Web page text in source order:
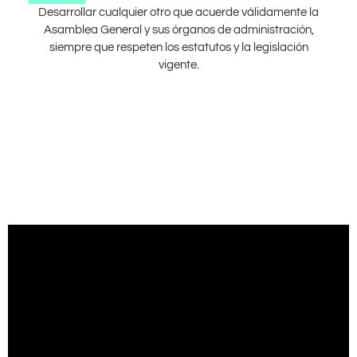
Desarrollar cualquier otro que acuerde válidamente la
Asamblea General y sus órganos de administración,
siempre que respeten los estatutos y la legislación
vigente.